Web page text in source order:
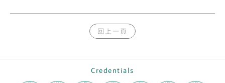
回上一頁
Credentials